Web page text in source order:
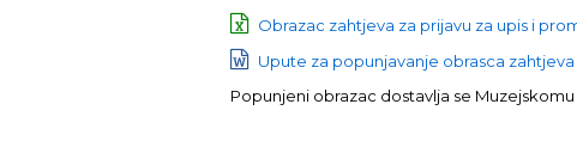
Obrazac zahtjeva za prijavu za upis i
Upute za popunjavanje obrasca
Popunjeni obrazac dostavlja se